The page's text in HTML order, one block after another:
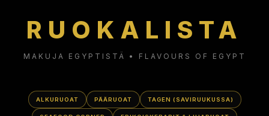
RUOKALISTA
MAKUJA EGYPTISTÄ • FLAVOURS OF EGYPT
ALKURUOAT PÄÄRUOAT TAGEN (SAVIRUUKUSSA)